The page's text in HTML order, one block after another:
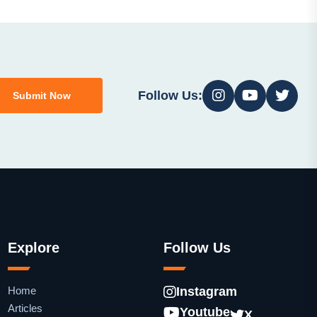
Submit Now Follow Us:
Explore
Home
Articles
Follow Us
Instagram
Youtube